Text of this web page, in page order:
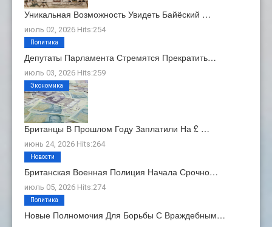
Уникальная Возможность Увидеть Байёский …
июль 02, 2026 Hits:254
Депутаты Парламента Стремятся Прекратить…
июль 03, 2026 Hits:259
Политика
Британцы В Прошлом Году Заплатили На £ …
июнь 24, 2026 Hits:264
Экономика
Британская Военная Полиция Начала Срочно…
июль 05, 2026 Hits:274
Новости
Новые Полномочия Для Борьбы С Враждебным…
Политика